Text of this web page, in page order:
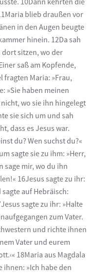
blieb draußen vor
in den Augen beugte
hinein. 12Da sah
dort sitzen, wo der
saß am Kopfende,
fragten Maria: »Frau,
»Sie haben meinen
wo sie ihn hingelegt
sie sich um und sah
dass es Jesus war.
du? Wen suchst du?«
sagte sie zu ihm: »Herr,
sage mir, wo du ihn
16Jesus sagte zu ihr:
auf Hebräisch:
sagte zu ihr: »Halte
zum Vater.
und richte ihnen
Vater und eurem
18Maria aus Magdala
ihnen: »Ich habe den